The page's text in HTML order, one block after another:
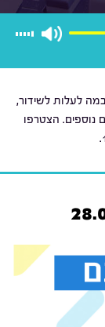
לעלות לשידור,
נוספים. הצטרפו